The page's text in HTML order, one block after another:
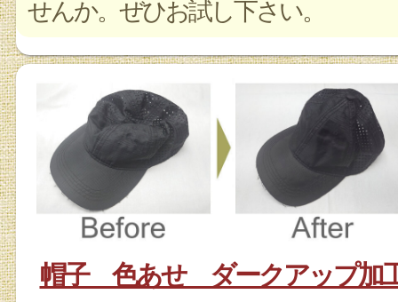
せんか。ぜひお試し下さい。
帽子 色あせ ダークアップ加